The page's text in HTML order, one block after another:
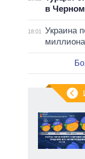
в Черном
18:01
Украина